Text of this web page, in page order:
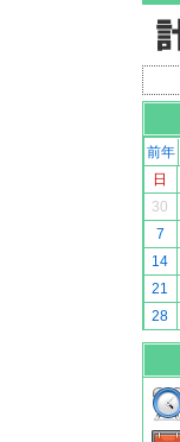
前年
日
30
7
14
21
28